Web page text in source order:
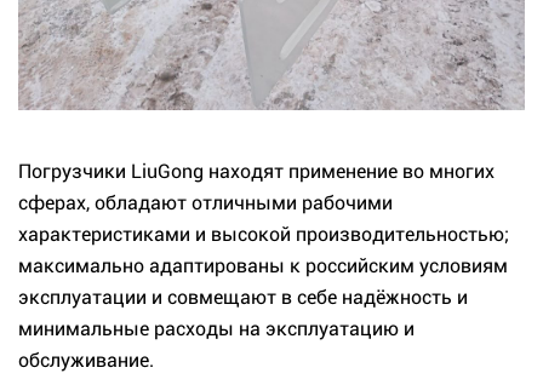
Погрузчики LiuGong находят применение во многих
сферах, обладают отличными рабочими
характеристиками и высокой производительностью;
максимально адаптированы к российским условиям
эксплуатации и совмещают в себе надёжность и
минимальные расходы на эксплуатацию и
обслуживание.